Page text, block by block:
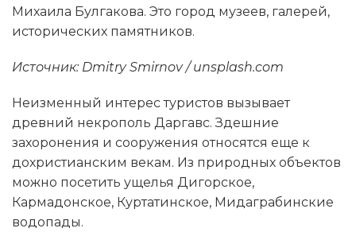
Михаила Булгакова. Это город музеев, галерей,
исторических памятников.
Источник: Dmitry Smirnov / unsplash.com
Неизменный интерес туристов вызывает
древний некрополь Даргавс. Здешние
захоронения и сооружения относятся еще к
дохристианским векам. Из природных объектов
можно посетить ущелья Дигорское,
Кармадонское, Куртатинское, Мидаграбинские
водопады.